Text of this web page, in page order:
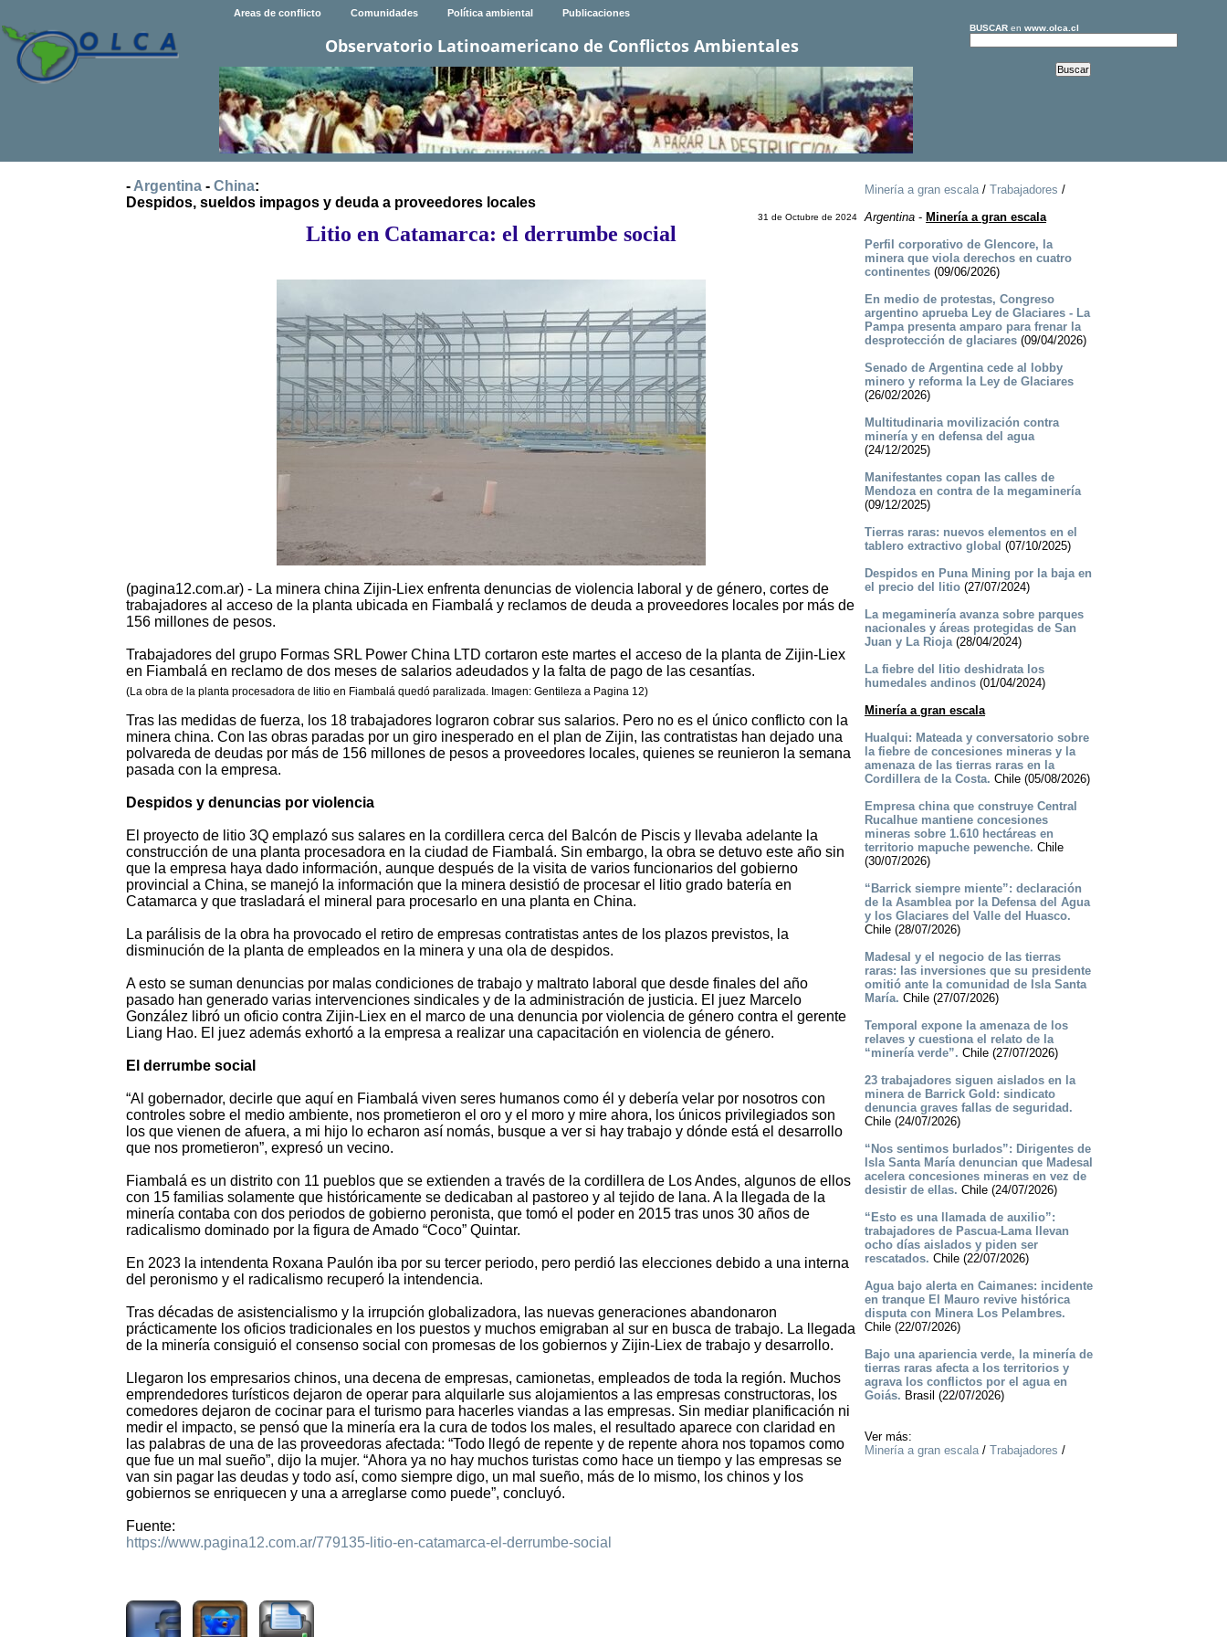
Areas de conflicto Comunidades Política ambiental Publicaciones
Observatorio Latinoamericano de Conflictos Ambientales
BUSCARen www.olca.cl
- Argentina - China:
Despidos, sueldos impagos y deuda a proveedores locales
31 de Octubre de 2024
Litio en Catamarca: el derrumbe social
(pagina12.com.ar) - La minera china Zijin-Liex enfrenta denuncias de violencia laboral y de género, cortes de
trabajadores al acceso de la planta ubicada en Fiambalá y reclamos de deuda a proveedores locales por más de
156 millones de pesos.
Trabajadores del grupo Formas SRL Power China LTD cortaron este martes el acceso de la planta de Zijin-Liex
en Fiambalá en reclamo de dos meses de salarios adeudados y la falta de pago de las cesantías.
(La obra de la planta procesadora de litio en Fiambalá quedó paralizada. Imagen: Gentileza a Pagina 12)
Tras las medidas de fuerza, los 18 trabajadores lograron cobrar sus salarios. Pero no es el único conflicto con la
minera china. Con las obras paradas por un giro inesperado en el plan de Zijin, las contratistas han dejado una
polvareda de deudas por más de 156 millones de pesos a proveedores locales, quienes se reunieron la semana
pasada con la empresa.
Despidos y denuncias por violencia
El proyecto de litio 3Q emplazó sus salares en la cordillera cerca del Balcón de Piscis y llevaba adelante la
construcción de una planta procesadora en la ciudad de Fiambalá. Sin embargo, la obra se detuvo este año sin
que la empresa haya dado información, aunque después de la visita de varios funcionarios del gobierno
provincial a China, se manejó la información que la minera desistió de procesar el litio grado batería en
Catamarca y que trasladará el mineral para procesarlo en una planta en China.
La parálisis de la obra ha provocado el retiro de empresas contratistas antes de los plazos previstos, la
disminución de la planta de empleados en la minera y una ola de despidos.
A esto se suman denuncias por malas condiciones de trabajo y maltrato laboral que desde finales del año
pasado han generado varias intervenciones sindicales y de la administración de justicia. El juez Marcelo
González libró un oficio contra Zijin-Liex en el marco de una denuncia por violencia de género contra el gerente
Liang Hao. El juez además exhortó a la empresa a realizar una capacitación en violencia de género.
El derrumbe social
“Al gobernador, decirle que aquí en Fiambalá viven seres humanos como él y debería velar por nosotros con
controles sobre el medio ambiente, nos prometieron el oro y el moro y mire ahora, los únicos privilegiados son
los que vienen de afuera, a mi hijo lo echaron así nomás, busque a ver si hay trabajo y dónde está el desarrollo
que nos prometieron”, expresó un vecino.
Fiambalá es un distrito con 11 pueblos que se extienden a través de la cordillera de Los Andes, algunos de ellos
con 15 familias solamente que históricamente se dedicaban al pastoreo y al tejido de lana. A la llegada de la
minería contaba con dos periodos de gobierno peronista, que tomó el poder en 2015 tras unos 30 años de
radicalismo dominado por la figura de Amado “Coco” Quintar.
En 2023 la intendenta Roxana Paulón iba por su tercer periodo, pero perdió las elecciones debido a una interna
del peronismo y el radicalismo recuperó la intendencia.
Tras décadas de asistencialismo y la irrupción globalizadora, las nuevas generaciones abandonaron
prácticamente los oficios tradicionales en los puestos y muchos emigraban al sur en busca de trabajo. La llegada
de la minería consiguió el consenso social con promesas de los gobiernos y Zijin-Liex de trabajo y desarrollo.
Llegaron los empresarios chinos, una decena de empresas, camionetas, empleados de toda la región. Muchos
emprendedores turísticos dejaron de operar para alquilarle sus alojamientos a las empresas constructoras, los
comedores dejaron de cocinar para el turismo para hacerles viandas a las empresas. Sin mediar planificación ni
medir el impacto, se pensó que la minería era la cura de todos los males, el resultado aparece con claridad en
las palabras de una de las proveedoras afectada: “Todo llegó de repente y de repente ahora nos topamos como
que fue un mal sueño”, dijo la mujer. “Ahora ya no hay muchos turistas como hace un tiempo y las empresas se
van sin pagar las deudas y todo así, como siempre digo, un mal sueño, más de lo mismo, los chinos y los
gobiernos se enriquecen y una a arreglarse como puede”, concluyó.
Fuente:
https://www.pagina12.com.ar/779135-litio-en-catamarca-el-derrumbe-social
Minería a gran escala/ Trabajadores /
Argentina- Minería a gran escala
Perfil corporativo de Glencore, la
minera que viola derechos en cuatro
continentes(09/06/2026)
En medio de protestas, Congreso
argentino aprueba Ley de Glaciares - La
Pampa presenta amparo para frenar la
desprotección de glaciares(09/04/2026)
Senado de Argentina cede al lobby
minero y reforma la Ley de Glaciares
(26/02/2026)
Multitudinaria movilización contra
minería y en defensa del agua
(24/12/2025)
Manifestantes copan las calles de
Mendoza en contra de la megaminería
(09/12/2025)
Tierras raras: nuevos elementos en el
tablero extractivo global (07/10/2025)
Despidos en Puna Mining por la baja en
el precio del litio(27/07/2024)
La megaminería avanza sobre parques
nacionales y áreas protegidas de San
Juan y La Rioja(28/04/2024)
La fiebre del litio deshidrata los
humedales andinos(01/04/2024)
Minería a gran escala
Hualqui: Mateada y conversatorio sobre
la fiebre de concesiones mineras y la
amenaza de las tierras raras en la
Cordillera de la Costa. Chile (05/08/2026)
Empresa china que construye Central
Rucalhue mantiene concesiones
mineras sobre 1.610 hectáreas en
territorio mapuche pewenche. Chile
(30/07/2026)
“Barrick siempre miente”: declaración
de la Asamblea por la Defensa del Agua
y los Glaciares del Valle del Huasco.
Chile (28/07/2026)
Madesal y el negocio de las tierras
raras: las inversiones que su presidente
omitió ante la comunidad de Isla Santa
María. Chile (27/07/2026)
Temporal expone la amenaza de los
relaves y cuestiona el relato de la
“minería verde”. Chile (27/07/2026)
23 trabajadores siguen aislados en la
minera de Barrick Gold: sindicato
denuncia graves fallas de seguridad.
Chile (24/07/2026)
“Nos sentimos burlados”: Dirigentes de
Isla Santa María denuncian que Madesal
acelera concesiones mineras en vez de
desistir de ellas. Chile (24/07/2026)
“Esto es una llamada de auxilio”:
trabajadores de Pascua-Lama llevan
ocho días aislados y piden ser
rescatados. Chile (22/07/2026)
Agua bajo alerta en Caimanes: incidente
en tranque El Mauro revive histórica
disputa con Minera Los Pelambres.
Chile (22/07/2026)
Bajo una apariencia verde, la minería de
tierras raras afecta a los territorios y
agrava los conflictos por el agua en
Goiás. Brasil (22/07/2026)
Ver más:
Minería a gran escala/ Trabajadores /